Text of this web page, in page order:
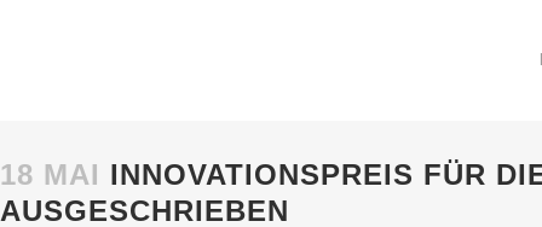
18 MAI INNOVATIONSPREIS FÜR
AUSGESCHRIEBEN